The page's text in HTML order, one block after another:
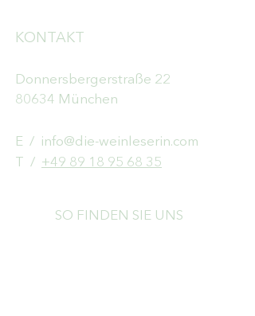
KONTAKT
Donnersbergerstraße 22
80634 München
E / info@die-weinleserin.com
​T / +49 89 18 95 68 35
SO FINDEN SIE UNS